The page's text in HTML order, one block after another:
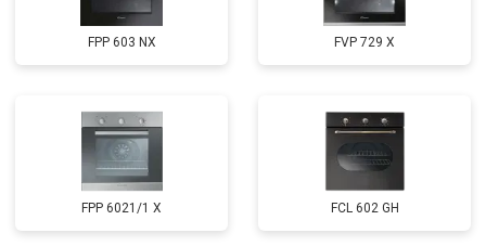
FPP 603 NX FVP 729 X
FPP 6021/1 X FCL 602 GH